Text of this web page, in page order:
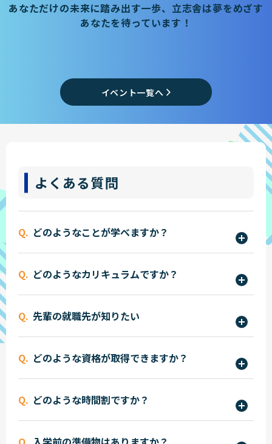
あなただけの未来に踏み出す一歩、 立志舎は夢をめざす
あなたを待っています！
イベント一覧へ
よくある質問
どのようなことが学べますか？
ンピューターに関する基礎知識を学びます。また、
スマートフォンや家電のような組み込みソフトウ
ェアの開発で使用されるC言語学ぶことができ、シ
ステムエンジニアとしての、知識とスキルを幅広
どのようなカリキュラムですか？
なテクノロジ分野、ストラテジ分野、マネジメン
ト分野を段階的に学習します。本コースは科目A試
験免除制度という特別な制度を活用し、基本情報
技術者試験の合格を目指すカリキュラムです。ま
を用いたプログラミングの基礎を学習することが
できます。
先輩の就職先が知りたい
企業に就職する学生や、金融系、運輸系、官公庁
などのシステム部門で活躍している卒業生も多い
です。また、電力・ガス・エネルギーなど私たちの
生活や経済活動を支えるインフラのシステムにも
どのような資格が取得できますか？
す。また、C言語プログラミング能力認定試験など
エンジニアとして必要な知識やスキルを証明する
試験を目指すことができます。
どのような時間割ですか？